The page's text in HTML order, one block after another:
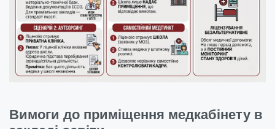
Вимоги до приміщення медкабінету в